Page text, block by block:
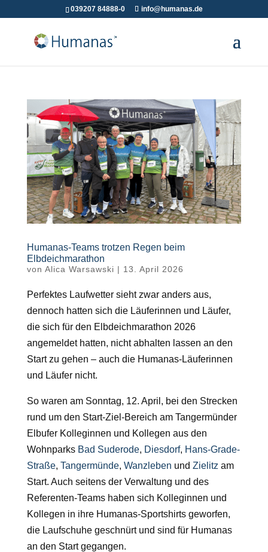
039207 84888-0 info@humanas.de
Humanas-Teams trotzen Regen beim
Elbdeichmarathon
von Alica Warsawski | 13. April 2026
Perfektes Laufwetter sieht zwar anders aus,
dennoch hatten sich die Läuferinnen und Läufer,
die sich für den Elbdeichmarathon 2026
angemeldet hatten, nicht abhalten lassen an den
Start zu gehen – auch die Humanas-Läuferinnen
und Läufer nicht.
So waren am Sonntag, 12. April, bei den Strecken
rund um den Start-Ziel-Bereich am Tangermünder
Elbufer Kolleginnen und Kollegen aus den
Wohnparks Bad Suderode, Diesdorf, Hans-Grade-
Straße, Tangermünde, Wanzleben und Zielitz am
Start. Auch seitens der Verwaltung und des
Referenten-Teams haben sich Kolleginnen und
Kollegen in ihre Humanas-Sportshirts geworfen,
die Laufschuhe geschnürt und sind für Humanas
an den Start gegangen.